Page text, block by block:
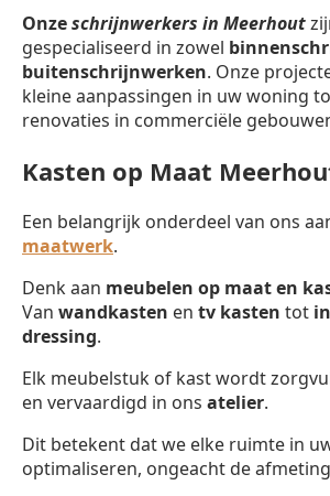
Onzeschrijnwerkers in Meerhout
gespecialiseerd in zowel
buitenschrijnwerken. Onze
kleine aanpassingen in uw woning
renovaties in commerciële
Kasten op Maat
Een belangrijk onderdeel van ons
maatwerk.
Denk aan meubelen op maat en
Van wandkasten en tv kasten tot
dressing.
Elk meubelstuk of kast wordt
en vervaardigd in ons atelier.
Dit betekent dat we elke ruimte in
optimaliseren, ongeacht de